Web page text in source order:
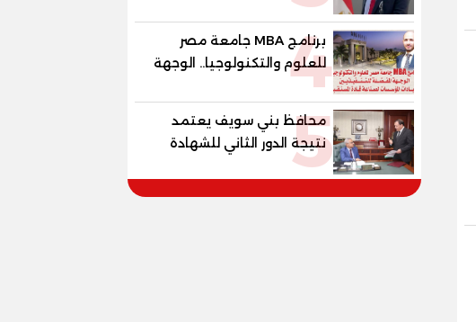
الدبلوماسية وعضوًا بالهيئة
«جاد جمينت يوإن»
4
برنامج MBA جامعة مصر
للعلوم والتكنولوجيا.. الوجهة
المفضلة للتنفيذيين وقيادات
المستقبل
5
محافظ بني سويف يعتمد
نتيجة الدور الثاني للشهادة
الإعدادية العامة بنسبة